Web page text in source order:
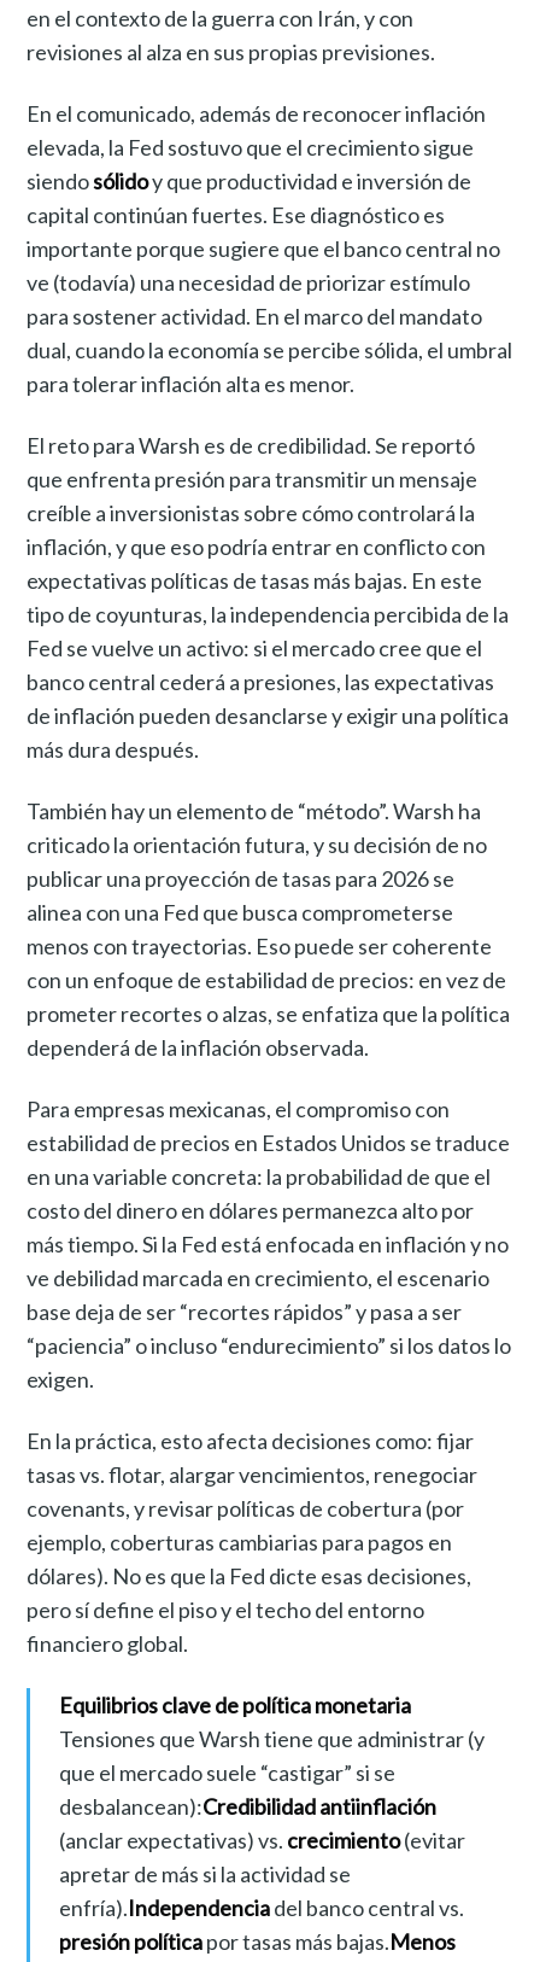
en el contexto de la guerra con Irán, y con
revisiones al alza en sus propias previsiones.
En el comunicado, además de reconocer inflación
elevada, la Fed sostuvo que el crecimiento sigue
siendosólidoy que productividad e inversión de
capital continúan fuertes. Ese diagnóstico es
importante porque sugiere que el banco central no
ve (todavía) una necesidad de priorizar estímulo
para sostener actividad. En el marco del mandato
dual, cuando la economía se percibe sólida, el umbral
para tolerar inflación alta es menor.
El reto para Warsh es de credibilidad. Se reportó
que enfrenta presión para transmitir un mensaje
creíble a inversionistas sobre cómo controlará la
inflación, y que eso podría entrar en conflicto con
expectativas políticas de tasas más bajas. En este
tipo de coyunturas, la independencia percibida de la
Fed se vuelve un activo: si el mercado cree que el
banco central cederá a presiones, las expectativas
de inflación pueden desanclarse y exigir una política
más dura después.
También hay un elemento de “método”. Warsh ha
criticado la orientación futura, y su decisión de no
publicar una proyección de tasas para 2026 se
alinea con una Fed que busca comprometerse
menos con trayectorias. Eso puede ser coherente
con un enfoque de estabilidad de precios: en vez de
prometer recortes o alzas, se enfatiza que la política
dependerá de la inflación observada.
Para empresas mexicanas, el compromiso con
estabilidad de precios en Estados Unidos se traduce
en una variable concreta: la probabilidad de que el
costo del dinero en dólares permanezca alto por
más tiempo. Si la Fed está enfocada en inflación y no
ve debilidad marcada en crecimiento, el escenario
base deja de ser “recortes rápidos” y pasa a ser
“paciencia” o incluso “endurecimiento” si los datos lo
exigen.
En la práctica, esto afecta decisiones como: fijar
tasas vs. flotar, alargar vencimientos, renegociar
covenants, y revisar políticas de cobertura (por
ejemplo, coberturas cambiarias para pagos en
dólares). No es que la Fed dicte esas decisiones,
pero sí define el piso y el techo del entorno
financiero global.
Equilibrios clave de política monetaria
Tensiones que Warsh tiene que administrar (y
que el mercado suele “castigar” si se
desbalancean):Credibilidad antiinflación
(anclar expectativas) vs. crecimiento(evitar
apretar de más si la actividad se
enfría).Independenciadel banco central vs.
presión políticapor tasas más bajas.Menos